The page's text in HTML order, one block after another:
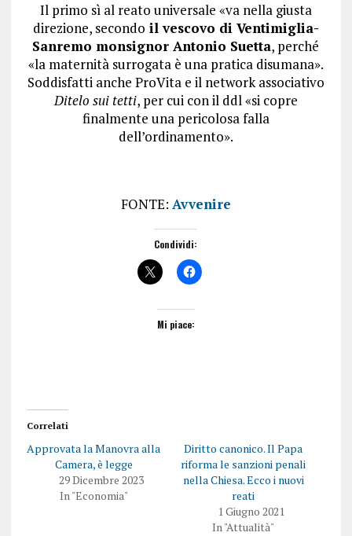
Il primo sì al reato universale «va nella giusta
direzione, secondo il vescovo di Ventimiglia-
Sanremo monsignor Antonio Suetta, perché
«la maternità surrogata è una pratica disumana».
Soddisfatti anche ProVita e il network associativo
Ditelo sui tetti, per cui con il ddl «si copre
finalmente una pericolosa falla
dell’ordinamento».
FONTE: Avvenire
Condividi:
Mi piace:
Correlati
Approvata la Manovra alla
Camera, è legge
29 Dicembre 2023
In "Economia"
Diritto canonico. Il Papa
riforma le sanzioni penali
nella Chiesa. Ecco i nuovi
reati
1 Giugno 2021
In "Attualità"